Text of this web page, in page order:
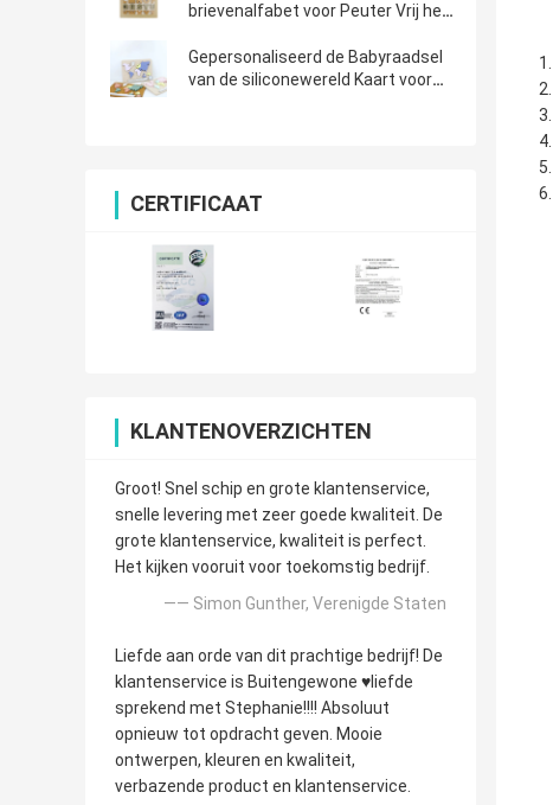
brievenalfabet voor Peuter Vrij het
Voedselrang BPA
Gepersonaliseerd de Babyraadsel
van de siliconewereld Kaart voor
CERTIFICAAT
KLANTENOVERZICHTEN
Groot! Snel schip en grote klantenservice,
snelle levering met zeer goede kwaliteit. De
grote klantenservice, kwaliteit is perfect.
Het kijken vooruit voor toekomstig bedrijf.
—— Simon Gunther, Verenigde Staten
Liefde aan orde van dit prachtige bedrijf! De
klantenservice is Buitengewone ♥️liefde
sprekend met Stephanie!!!! Absoluut
opnieuw tot opdracht geven. Mooie
ontwerpen, kleuren en kwaliteit,
verbazende product en klantenservice.